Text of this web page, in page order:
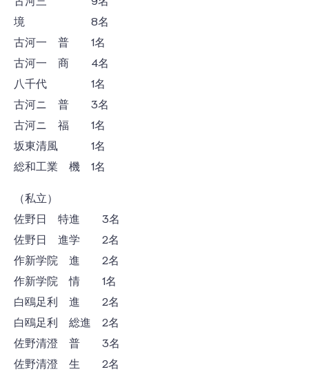
境 8名
古河一 普 1名
古河一 商 4名
八千代 1名
古河ニ 普 3名
古河ニ 福 1名
坂東清風 1名
総和工業 機 1名
（私立）
佐野日 特進 3名
佐野日 進学 2名
作新学院 進 2名
作新学院 情 1名
白鴎足利 進 2名
白鴎足利 総進 2名
佐野清澄 普 3名
佐野清澄 生 2名